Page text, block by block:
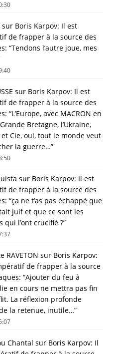
sur Boris Karpov: Il est
de frapper à la source des
: “Tendons l’autre joue, mes
sur Boris Karpov: Il est
de frapper à la source des
: “L’Europe, avec MACRON en
Bretagne, l’Ukraine,
et Cie, oui, tout le monde veut
la guerre…”
sur Boris Karpov: Il est
de frapper à la source des
: “ça ne t’as pas échappé que
juif et que ce sont les
qui l’ont crucifié ?”
RAVETON sur Boris Karpov:
de frapper à la source
: “Ajouter du feu à
en cours ne mettra pas fin
La réflexion profonde
la retenue, inutile…”
Chantal sur Boris Karpov: Il